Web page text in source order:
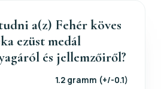
a(z) Fehér köves
ezüst medál
és jellemzőiről?
1.2 gramm (+/-0.1)